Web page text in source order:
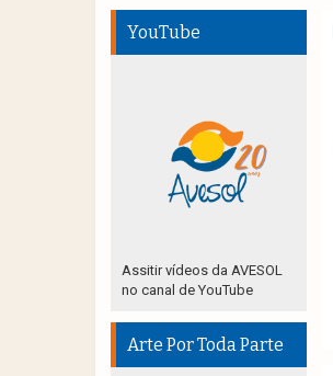
YouTube
Assitir vídeos da AVESOL
no canal de YouTube
Arte Por Toda Parte